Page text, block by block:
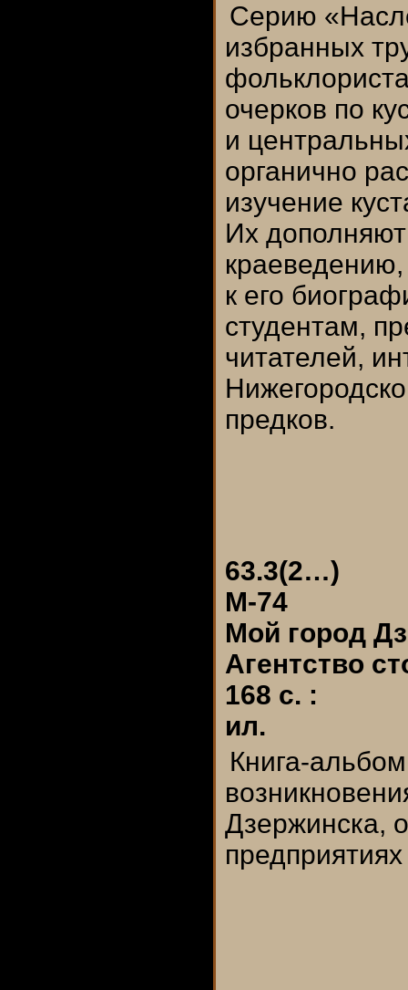
Серию
избранных
очерков по
и
органично
изучение
Их
к его
студентам,
читателей,
предков.
63.3(2…)
М-74
Мой город
Агентство
168 с. :
ил.
Книга-
Дзержинска,